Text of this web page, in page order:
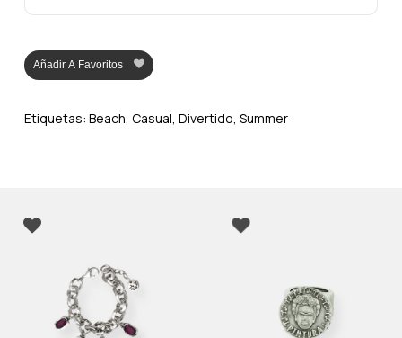
Añadir A Favoritos
Etiquetas: Beach Casual Divertido Summer